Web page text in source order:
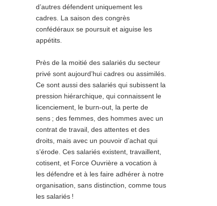
d’autres défendent uniquement les
cadres. La saison des congrès
confédéraux se poursuit et aiguise les
appétits.
Près de la moitié des salariés du secteur
privé sont aujourd’hui cadres ou assimilés.
Ce sont aussi des salariés qui subissent la
pression hiérarchique, qui connaissent le
licenciement, le burn-out, la perte de
sens ; des femmes, des hommes avec un
contrat de travail, des attentes et des
droits, mais avec un pouvoir d’achat qui
s’érode. Ces salariés existent, travaillent,
cotisent, et Force Ouvrière a vocation à
les défendre et à les faire adhérer à notre
organisation, sans distinction, comme tous
les salariés !